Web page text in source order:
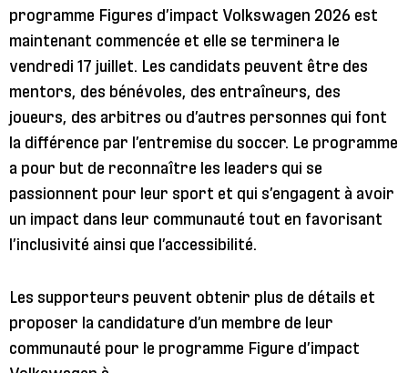
programme Figures d’impact Volkswagen 2026 est
maintenant commencée et elle se terminera le
vendredi 17 juillet. Les candidats peuvent être des
mentors, des bénévoles, des entraîneurs, des
joueurs, des arbitres ou d’autres personnes qui font
la différence par l’entremise du soccer. Le programme
a pour but de reconnaître les leaders qui se
passionnent pour leur sport et qui s’engagent à avoir
un impact dans leur communauté tout en favorisant
l’inclusivité ainsi que l’accessibilité.
Les supporteurs peuvent obtenir plus de détails et
proposer la candidature d’un membre de leur
communauté pour le programme Figure d’impact